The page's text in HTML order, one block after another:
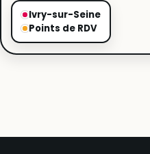
Ivry-sur-Seine
Points de RDV